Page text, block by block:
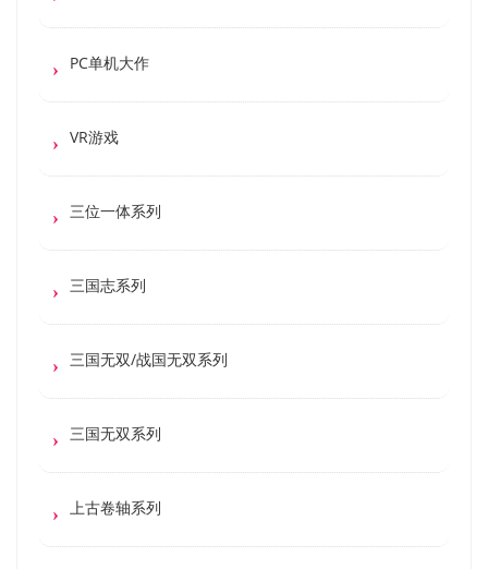
PC单机大作
VR游戏
三位一体系列
三国志系列
三国无双/战国无双系列
三国无双系列
上古卷轴系列